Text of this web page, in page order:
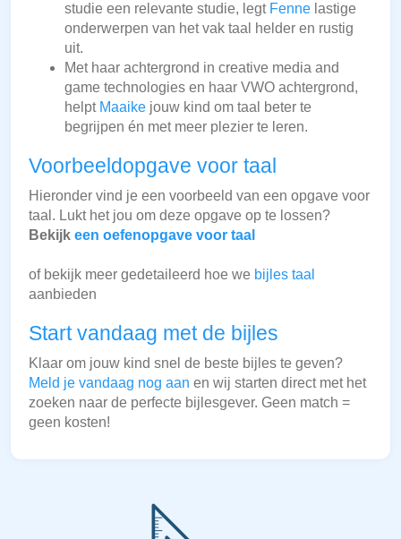
studie een relevante studie, legt Fenne lastige
onderwerpen van het vak taal helder en rustig
uit.
Met haar achtergrond in creative media and
game technologies en haar VWO achtergrond,
helpt Maaike jouw kind om taal beter te
begrijpen én met meer plezier te leren.
Voorbeeldopgave voor taal
Hieronder vind je een voorbeeld van een opgave voor
taal. Lukt het jou om deze opgave op te lossen?
Bekijk een oefenopgave voor taal
of bekijk meer gedetaileerd hoe we bijles taal
aanbieden
Start vandaag met de bijles
Klaar om jouw kind snel de beste bijles te geven?
Meld je vandaag nog aan en wij starten direct met het
zoeken naar de perfecte bijlesgever. Geen match =
geen kosten!